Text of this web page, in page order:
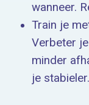
wanneer.
Train je
Verbeter
minder
je stabieler.